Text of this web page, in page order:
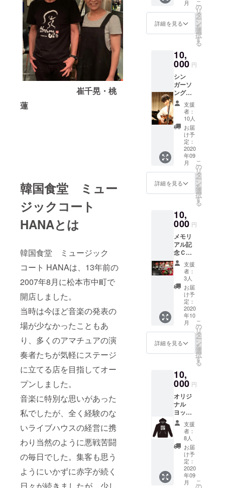
崔千晃・桃
蓮
韓国食堂 ミュー
ジックコート
HANAとは
韓国食堂 ミュージック
コート HANAは、13年前の
2007年8月に松本市中町で
開店しました。
当時は今ほど音楽の発表の
場が少なかったこともあ
り、多くのアマチュアの演
奏者たちが気軽にステージ
に立てる店を目指してオー
プンしました。
音楽に特別な思いがあった
私でしたが、全く経験のな
いライブハウスの経営に携
わり当然のように悪戦苦闘
の毎日でした。集客も思う
ようにいかずに赤字が続く
変あり
がたい
です。
するこ
とがで
きま
は、リ
ターン
の額に
上乗せ
して、
ご支援
頂けま
すと大
変あり
がたい
です。
（デザ
イン等
は一部
変更さ
れるこ
とがあ
オルと
ステッ
カー１
枚の
セット
ご支援
をして
いただ
く際に
『上乗
せ支
援』を
するこ
とがで
きま
す。ご
都合許
す場合
は、リ
ターン
の額に
上乗せ
すと大
変あり
がたい
です。
（デザ
イン等
は一部
変更さ
れるこ
とがあ
りま
す）
月
詳細を見る
こ
の
リ
タ
ー
ン
を
選
択
す
る
10,
000 円
シン
ガーソ
ングラ
イター
hyogi
バラー
ドCD＋
感謝の
スペ
シャル
ライブ
ご招待
シン
ガーソ
ングラ
イター
り、
HANA
店長の
hyogiの
セカン
ドアル
バムと
スペ
シャル
ライ
ブ。 ス
ペシャ
ルライ
ブは、
購入し
て頂い
た方の
慮し
て、少
人数に
てご希
望の日
程を調
整をし
て決め
たいと
思いま
す。 ご
支援を
してい
ただく
支援
者：
10人
お届
け予
定：
2020
年09
月
詳細を見る
こ
の
リ
タ
ー
ン
を
選
択
す
る
10,
000 円
メモリ
アル記
念ＣＤ2
枚組＋
ＣＤ
ジャ
ケット
への氏
名ｏｒ
HNの掲
『HAN
Aレーベ
ル』で
制作さ
れた楽
心に、
HANA
に出演
されて
いる
アー
ティス
トの楽
曲を集
めて新
たに制
作され
たメモ
リアル
CD2枚
支援
者：
3人
お届
け予
定：
2020
年10
月
詳細を見る
こ
の
リ
タ
ー
ン
を
選
択
す
る
10,
000 円
オリジ
ナル
ヨット
パー
カー ＋
オリジ
ナルス
テッ
カー１
を通し
て利用
支援
者：
8人
お届
け予
定：
2020
年09
月
こ